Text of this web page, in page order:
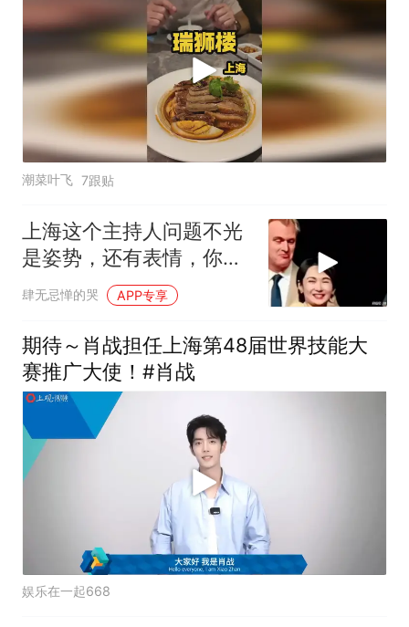
潮菜叶飞 7跟贴
上海这个主持人问题不光
是姿势，还有表情，你看
她采访国人的时候
肆无忌惮的哭 APP专享
期待～肖战担任上海第48届世界技能大
赛推广大使！#肖战
娱乐在一起668